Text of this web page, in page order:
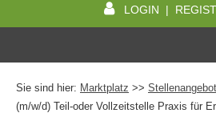
LOGIN |
Sie sind hier: Marktplatz >>
(m/w/d) Teil-oder Vollzeitstelle Praxis für